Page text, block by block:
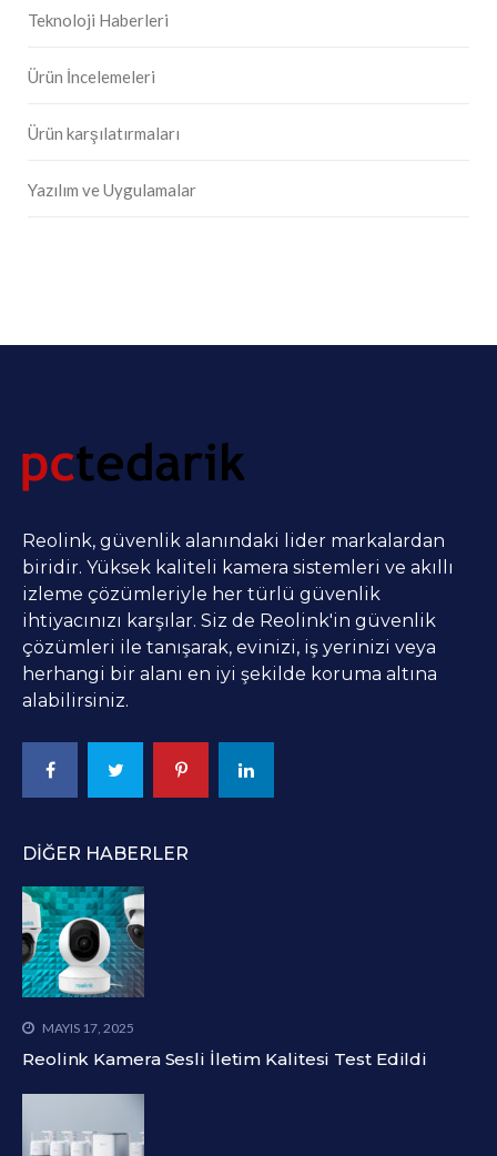
Teknoloji Haberleri
Ürün İncelemeleri
Ürün karşılatırmaları
Yazılım ve Uygulamalar
Reolink, güvenlik alanındaki lider markalardan
biridir. Yüksek kaliteli kamera sistemleri ve akıllı
izleme çözümleriyle her türlü güvenlik
ihtiyacınızı karşılar. Siz de Reolink'in güvenlik
çözümleri ile tanışarak, evinizi, iş yerinizi veya
herhangi bir alanı en iyi şekilde koruma altına
alabilirsiniz.
DIĞER HABERLER
MAYIS 17, 2025
Reolink Kamera Sesli İletim Kalitesi Test Edildi